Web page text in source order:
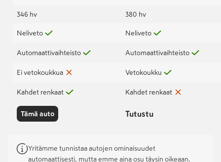
346 hv
Neliveto
Automaattivaihteisto
Ei vetokoukkua
Kahdet renkaat
Tämä auto
380 hv
Neliveto
Automaattivaihteisto
Vetokoukku
Kahdet renkaat
Tutustu
Yritämme tunnistaa autojen ominaisuudet
automaattisesti, mutta emme aina osu täysin oikeaan.